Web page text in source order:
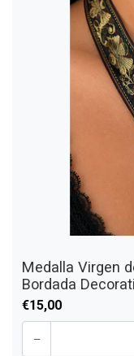
Medalla Virgen
Bordada
€15,00
-